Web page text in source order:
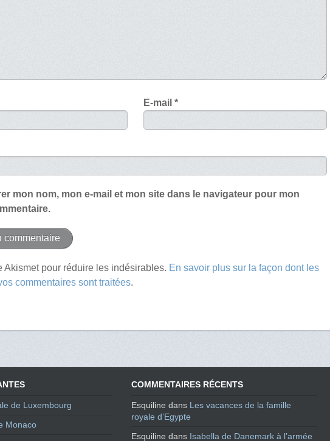
E-mail *
mon nom, mon e-mail et mon site dans le navigateur pour mon
Akismet pour réduire les indésirables. En savoir plus sur la façon dont les
commentaires sont traitées.
de Luxembourg
Monaco
COMMENTAIRES RÉCENTS
Esquiline dans Les vacances de la famille
royale d’Egypte
Esquiline dans Isabella de Danemark à l’armée